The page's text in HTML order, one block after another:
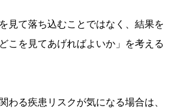
見て落ち込むことではなく、結果を
こを見てあげればよいか」を考える
わる疾患リスクが気になる場合は、